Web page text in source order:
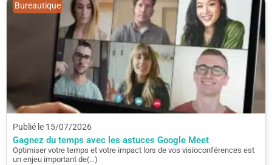
Publié le 15/07/2026
Gagnez du temps avec les astuces Google Meet
Optimiser votre temps et votre impact lors de vos visioconférences est
un enjeu important de(…)
Bureautique